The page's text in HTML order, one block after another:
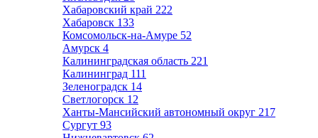
Хабаровский край 222
Хабаровск 133
Комсомольск-на-Амуре 52
Амурск 4
Калининградская область 221
Калининград 111
Зеленоградск 14
Светлогорск 12
Ханты-Мансийский автономный округ 217
Сургут 93